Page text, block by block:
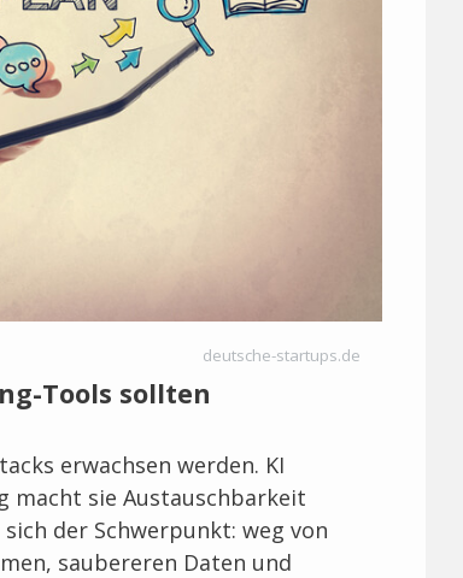
deutsche-startups.de
Tools sollten
erwachsen werden. KI
macht sie Austauschbarkeit
der Schwerpunkt: weg von
saubereren Daten und